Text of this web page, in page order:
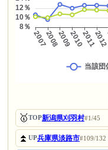
🥇TOP新潟県刈羽村#1/45
⏫UP兵庫県淡路市#109/132